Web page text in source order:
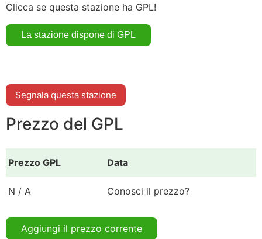
Clicca se questa stazione ha GPL!
Segnala questa stazione
Prezzo del GPL
Prezzo GPL Data
N / A Conosci il prezzo?
Aggiungi il prezzo corrente